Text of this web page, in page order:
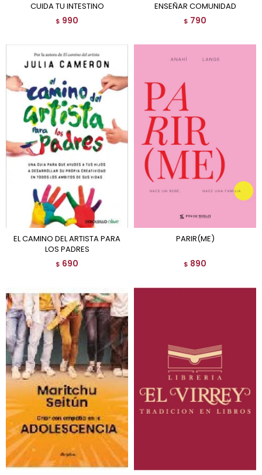
CUIDA TU INTESTINO
$ 990
ENSEÑAR COMUNIDAD
$ 790
EL CAMINO DEL ARTISTA PARA
LOS PADRES
$ 690
PARIR(ME)
$ 890